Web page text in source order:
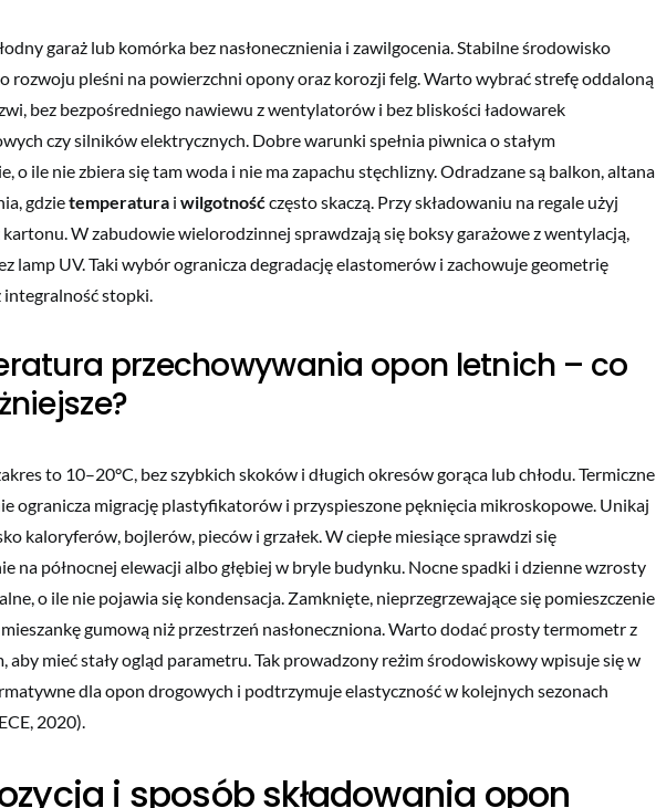
garaż lub komórka bez nasłonecznienia i zawilgocenia. Stabilne środowisko
rozwoju pleśni na powierzchni opony oraz korozji felg. Warto wybrać strefę oddaloną
bez bezpośredniego nawiewu z wentylatorów i bez bliskości ładowarek
czy silników elektrycznych. Dobre warunki spełnia piwnica o stałym
o ile nie zbiera się tam woda i nie ma zapachu stęchlizny. Odradzane są balkon, altana
gdzietemperatura i wilgotnośćczęsto skaczą. Przy składowaniu na regale użyj
kartonu. W zabudowie wielorodzinnej sprawdzają się boksy garażowe z wentylacją,
lamp UV. Taki wybór ogranicza degradację elastomerów i zachowuje geometrię
integralność stopki.
przechowywania opon letnich – co
to 10–20°C, bez szybkich skoków i długich okresów gorąca lub chłodu. Termiczne
ogranicza migrację plastyfikatorów i przyspieszone pęknięcia mikroskopowe. Unikaj
kaloryferów, bojlerów, pieców i grzałek. W ciepłe miesiące sprawdzi się
na północnej elewacji albo głębiej w bryle budynku. Nocne spadki i dzienne wzrosty
o ile nie pojawia się kondensacja. Zamknięte, nieprzegrzewające się pomieszczenie
gumową niż przestrzeń nasłoneczniona. Warto dodać prosty termometr z
aby mieć stały ogląd parametru. Tak prowadzony reżim środowiskowy wpisuje się w
dla opon drogowych i podtrzymuje elastyczność w kolejnych sezonach
2020).
i sposób składowania opon